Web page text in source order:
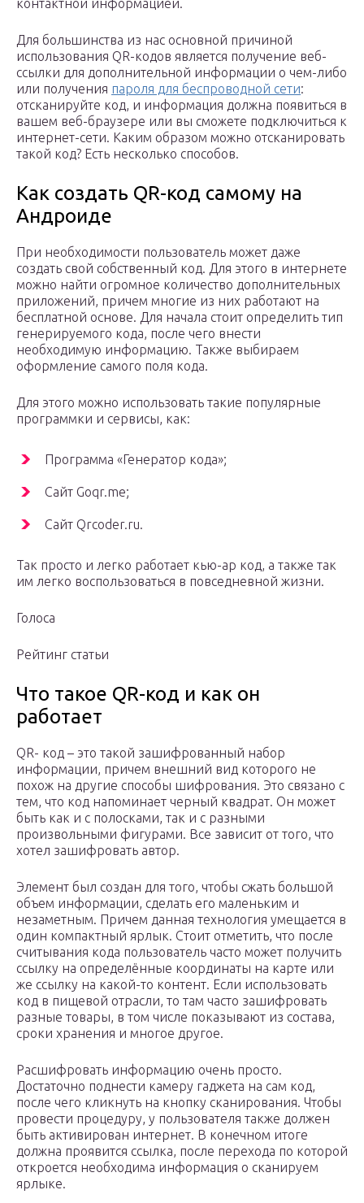
контактной информацией.
Для большинства из нас основной причиной
использования QR-кодов является получение веб-
ссылки для дополнительной информации о чем-либо
или получения пароля для беспроводной сети:
отсканируйте код, и информация должна появиться в
вашем веб-браузере или вы сможете подключиться к
интернет-сети. Каким образом можно отсканировать
такой код? Есть несколько способов.
Как создать QR-код самому на
Андроиде
При необходимости пользователь может даже
создать свой собственный код. Для этого в интернете
можно найти огромное количество дополнительных
приложений, причем многие из них работают на
бесплатной основе. Для начала стоит определить тип
генерируемого кода, после чего внести
необходимую информацию. Также выбираем
оформление самого поля кода.
Для этого можно использовать такие популярные
программки и сервисы, как:
Программа «Генератор кода»;
Сайт Goqr.me;
Сайт Qrcoder.ru.
Так просто и легко работает кью-ар код, а также так
им легко воспользоваться в повседневной жизни.
Голоса
Рейтинг статьи
Что такое QR-код и как он
работает
QR- код – это такой зашифрованный набор
информации, причем внешний вид которого не
похож на другие способы шифрования. Это связано с
тем, что код напоминает черный квадрат. Он может
быть как и с полосками, так и с разными
произвольными фигурами. Все зависит от того, что
хотел зашифровать автор.
Элемент был создан для того, чтобы сжать большой
объем информации, сделать его маленьким и
незаметным. Причем данная технология умещается в
один компактный ярлык. Стоит отметить, что после
считывания кода пользователь часто может получить
ссылку на определённые координаты на карте или
же ссылку на какой-то контент. Если использовать
код в пищевой отрасли, то там часто зашифровать
разные товары, в том числе показывают из состава,
сроки хранения и многое другое.
Расшифровать информацию очень просто.
Достаточно поднести камеру гаджета на сам код,
после чего кликнуть на кнопку сканирования. Чтобы
провести процедуру, у пользователя также должен
быть активирован интернет. В конечном итоге
должна проявится ссылка, после перехода по которой
откроется необходима информация о сканируем
ярлыке.